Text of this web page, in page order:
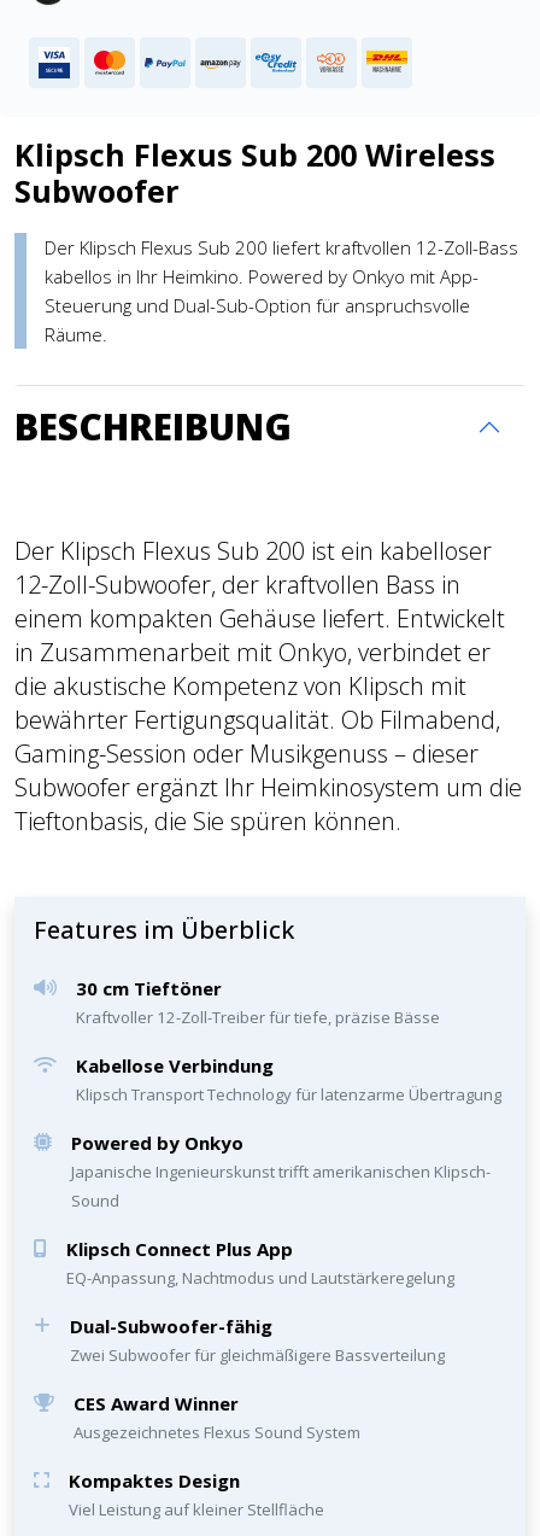
Klipsch Flexus Sub 200 Wireless
Subwoofer
Der Klipsch Flexus Sub 200 liefert kraftvollen 12-Zoll-Bass
kabellos in Ihr Heimkino. Powered by Onkyo mit App-
Steuerung und Dual-Sub-Option für anspruchsvolle
Räume.
BESCHREIBUNG
Der Klipsch Flexus Sub 200 ist ein kabelloser
12-Zoll-Subwoofer, der kraftvollen Bass in
einem kompakten Gehäuse liefert. Entwickelt
in Zusammenarbeit mit Onkyo, verbindet er
die akustische Kompetenz von Klipsch mit
bewährter Fertigungsqualität. Ob Filmabend,
Gaming-Session oder Musikgenuss – dieser
Subwoofer ergänzt Ihr Heimkinosystem um die
Tieftonbasis, die Sie spüren können.
Features im Überblick
30 cm Tieftöner
Kraftvoller 12-Zoll-Treiber für tiefe, präzise Bässe
Kabellose Verbindung
Klipsch Transport Technology für latenzarme Übertragung
Powered by Onkyo
Japanische Ingenieurskunst trifft amerikanischen Klipsch-
Sound
Klipsch Connect Plus App
EQ-Anpassung, Nachtmodus und Lautstärkeregelung
Dual-Subwoofer-fähig
Zwei Subwoofer für gleichmäßigere Bassverteilung
CES Award Winner
Ausgezeichnetes Flexus Sound System
Kompaktes Design
Viel Leistung auf kleiner Stellfläche